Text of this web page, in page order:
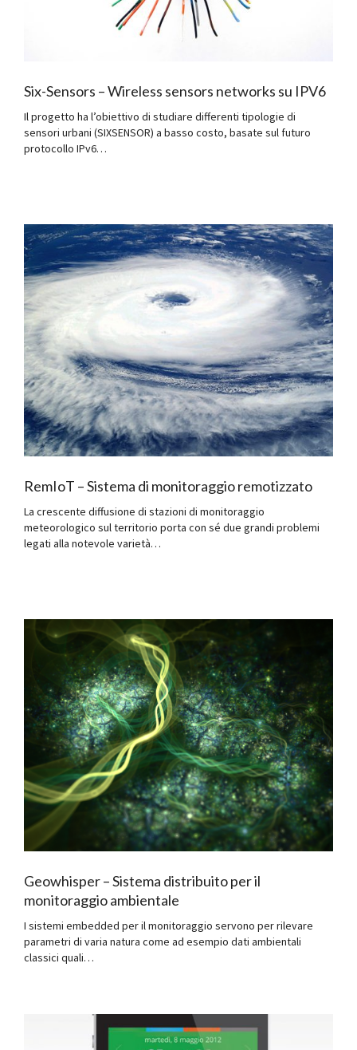
Six-Sensors – Wireless sensors networks su IPV6
Il progetto ha l’obiettivo di studiare differenti tipologie di
sensori urbani (SIXSENSOR) a basso costo, basate sul futuro
protocollo IPv6…
RemIoT – Sistema di monitoraggio remotizzato
La crescente diffusione di stazioni di monitoraggio
meteorologico sul territorio porta con sé due grandi problemi
legati alla notevole varietà…
Geowhisper – Sistema distribuito per il
monitoraggio ambientale
I sistemi embedded per il monitoraggio servono per rilevare
parametri di varia natura come ad esempio dati ambientali
classici quali…